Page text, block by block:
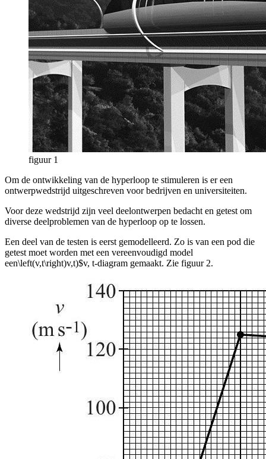
figuur 1
Om de ontwikkeling van de hyperloop te stimuleren is er een
ontwerpwedstrijd uitgeschreven voor bedrijven en universiteiten.
Voor deze wedstrijd zijn veel deelontwerpen bedacht en getest om
diverse deelproblemen van de hyperloop op te lossen.
Een deel van de testen is eerst gemodelleerd. Zo is van een pod die
getest moet worden met een vereenvoudigd model
een\left(v,t\right)v,t)$v, t-diagram gemaakt. Zie figuur 2.